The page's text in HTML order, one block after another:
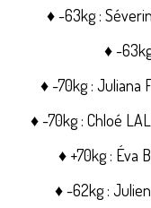
♦ -63kg :
♦ -
♦ -70kg : Juliana
♦ -70kg : Chloé
♦ +70kg : Éva
♦ -62kg :